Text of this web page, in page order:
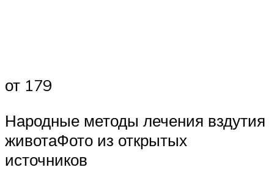
от 179
Народные методы лечения вздутия
животаФото из открытых
источников